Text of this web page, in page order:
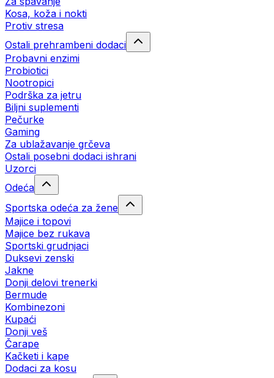
Kosa, koža i nokti
Protiv stresa
Ostali prehrambeni dodaci
Probavni enzimi
Probiotici
Nootropici
Podrška za jetru
Biljni suplementi
Pečurke
Gaming
Za ublažavanje grčeva
Ostali posebni dodaci ishrani
Uzorci
Odeća
Sportska odeća za žene
Majice i topovi
Majice bez rukava
Sportski grudnjaci
Duksevi zenski
Jakne
Donji delovi trenerki
Bermude
Kombinezoni
Kupaći
Donji veš
Čarape
Kačketi i kape
Dodaci za kosu